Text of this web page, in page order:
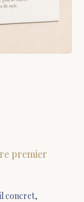
premier
concret,